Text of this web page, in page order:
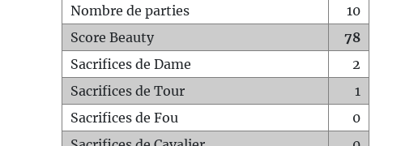
Nombre de parties
10
Score Beauty
78
Sacrifices de Dame
2
Sacrifices de Tour
1
Sacrifices de Fou
0